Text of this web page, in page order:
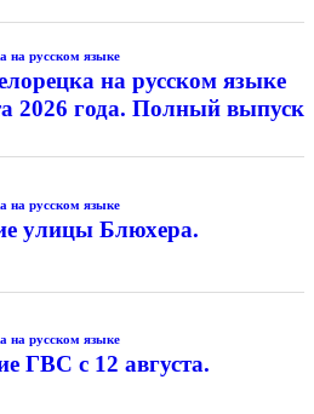
на русском языке
на русском языке
2026 года. Полный выпуск
на русском языке
улицы Блюхера.
на русском языке
ГВС с 12 августа.